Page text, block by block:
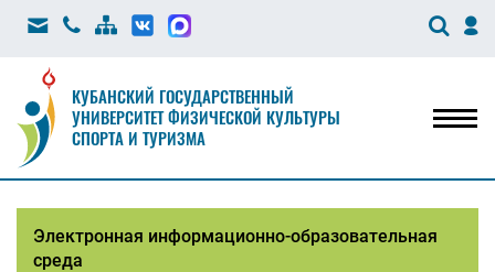
КУБАНСКИЙ ГОСУДАРСТВЕННЫЙ
УНИВЕРСИТЕТ ФИЗИЧЕСКОЙ КУЛЬТУРЫ
СПОРТА И ТУРИЗМА
Электронная информационно-образовательная
среда